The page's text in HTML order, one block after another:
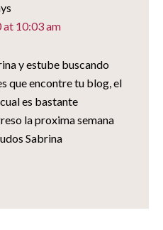
at 10:03 am
y estube buscando
que encontre tu blog, el
es bastante
la proxima semana
Sabrina